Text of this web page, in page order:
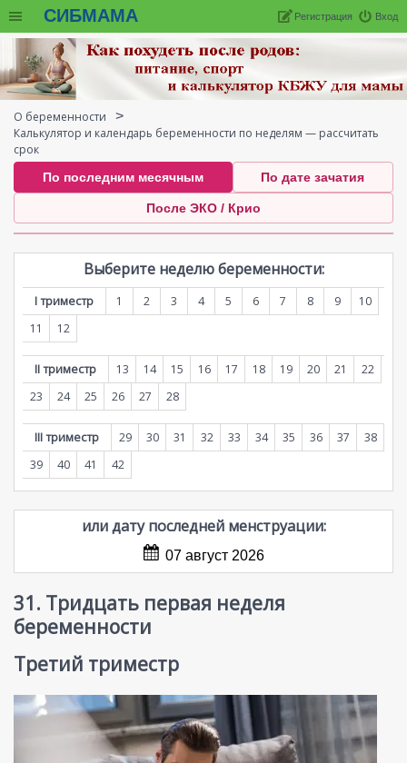
СИБМАМА Вход
Регистрация
О беременности
Калькулятор и календарь беременности по неделям — рассчитать
срок
По последним месячным По дате зачатия
После ЭКО / Крио
Выберите неделю беременности:
I триместр 1 2 3 4 5 6 7 8 9
10
11
12
II триместр 13 14 15 16 17 18 19 20 21
22
23
24 25 26 27 28
III триместр 29 30 31 32 33 34 35 36 37
38
39
40 41 42
или дату последней менструации:
07 август 2026
31. Тридцать первая неделя
беременности
Третий триместр